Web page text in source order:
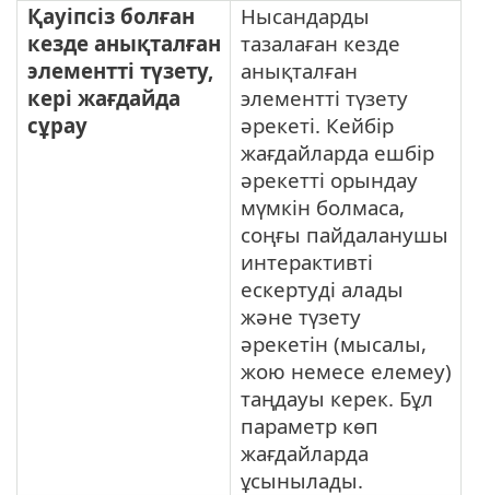
Қауіпсіз болған
кезде анықталған
элементті түзету,
кері жағдайда
сұрау
Нысандарды
тазалаған кезде
анықталған
элементті түзету
әрекеті. Кейбір
жағдайларда ешбір
әрекетті орындау
мүмкін болмаса,
соңғы пайдаланушы
интерактивті
ескертуді алады
және түзету
әрекетін (мысалы,
жою немесе елемеу)
таңдауы керек. Бұл
параметр көп
жағдайларда
ұсынылады.